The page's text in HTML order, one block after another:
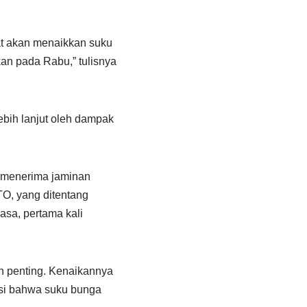
akan menaikkan suku
pada Rabu,” tulisnya
lanjut oleh dampak
jaminan
yang ditentang
pertama kali
penting. Kenaikannya
bahwa suku bunga